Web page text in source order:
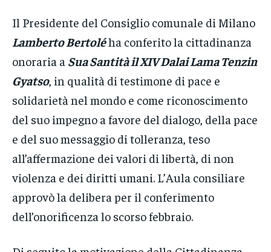
Il Presidente del Consiglio comunale di Milano
Lamberto Bertoléha conferito la cittadinanza
onoraria a Sua Santità il XIV Dalai Lama Tenzin
Gyatso, in qualità di testimone di pace e
solidarietà nel mondo e come riconoscimento
del suo impegno a favore del dialogo, della pace
e del suo messaggio di tolleranza, teso
all’affermazione dei valori di libertà, di non
violenza e dei diritti umani. L’Aula consiliare
approvò la delibera per il conferimento
dell’onorificenza lo scorso febbraio.